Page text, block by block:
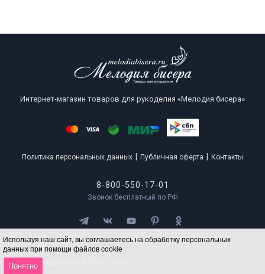
Используя наш сайт, вы соглашаетесь на обработку персональных
данных при помощи файлов cookie
Понятно
Интернет-магазин товаров для рукоделия «Мелодия бисера»
Политика персональных данных Публичная оферта Контакты
8-800-550-17-01
Звонок бесплатный по РФ
Все права защищены © 2014 - 2026